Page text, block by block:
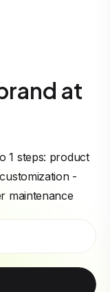
at
1 steps: product
-
maintenance